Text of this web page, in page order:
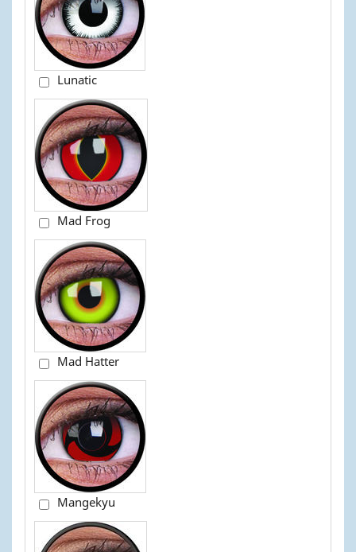
Lunatic
Mad Frog
Mad Hatter
Mangekyu